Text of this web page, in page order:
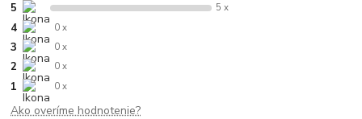
5 5 x
4 0 x
3 0 x
2 0 x
1 0 x
Ako overíme hodnotenie?